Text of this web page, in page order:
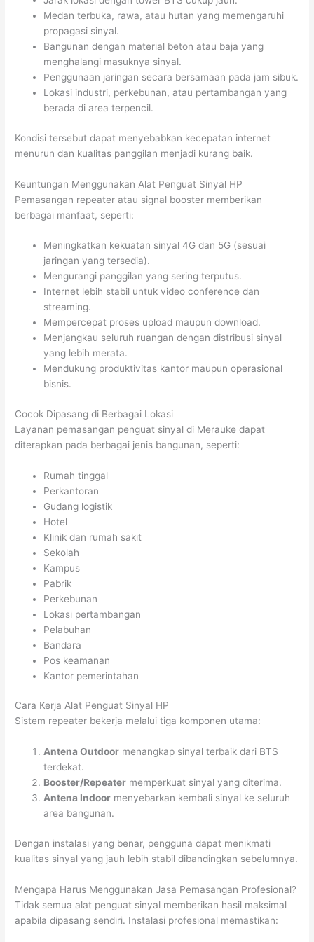
Medan terbuka, rawa, atau hutan yang memengaruhi
propagasi sinyal.
Bangunan dengan material beton atau baja yang
menghalangi masuknya sinyal.
Penggunaan jaringan secara bersamaan pada jam sibuk.
Lokasi industri, perkebunan, atau pertambangan yang
berada di area terpencil.
Kondisi tersebut dapat menyebabkan kecepatan internet
menurun dan kualitas panggilan menjadi kurang baik.
Keuntungan Menggunakan Alat Penguat Sinyal HP
Pemasangan repeater atau signal booster memberikan
berbagai manfaat, seperti:
Meningkatkan kekuatan sinyal 4G dan 5G (sesuai
jaringan yang tersedia).
Mengurangi panggilan yang sering terputus.
Internet lebih stabil untuk video conference dan
streaming.
Mempercepat proses upload maupun download.
Menjangkau seluruh ruangan dengan distribusi sinyal
yang lebih merata.
Mendukung produktivitas kantor maupun operasional
bisnis.
Cocok Dipasang di Berbagai Lokasi
Layanan pemasangan penguat sinyal di Merauke dapat
diterapkan pada berbagai jenis bangunan, seperti:
Rumah tinggal
Perkantoran
Gudang logistik
Hotel
Klinik dan rumah sakit
Sekolah
Kampus
Pabrik
Perkebunan
Lokasi pertambangan
Pelabuhan
Bandara
Pos keamanan
Kantor pemerintahan
Cara Kerja Alat Penguat Sinyal HP
Sistem repeater bekerja melalui tiga komponen utama:
Antena Outdoor menangkap sinyal terbaik dari BTS
terdekat.
Booster/Repeater memperkuat sinyal yang diterima.
Antena Indoor menyebarkan kembali sinyal ke seluruh
area bangunan.
Dengan instalasi yang benar, pengguna dapat menikmati
kualitas sinyal yang jauh lebih stabil dibandingkan sebelumnya.
Mengapa Harus Menggunakan Jasa Pemasangan Profesional?
Tidak semua alat penguat sinyal memberikan hasil maksimal
apabila dipasang sendiri. Instalasi profesional memastikan: